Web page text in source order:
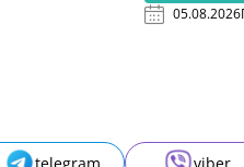
05.08.2026
telegram viber